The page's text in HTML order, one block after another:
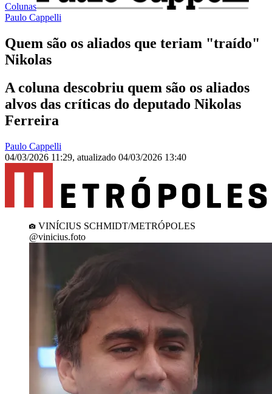
Colunas
Paulo Cappelli
Quem são os aliados que teriam "traído"
Nikolas
A coluna descobriu quem são os aliados
alvos das críticas do deputado Nikolas
Ferreira
Paulo Cappelli
04/03/2026 11:29, atualizado 04/03/2026 13:40
VINÍCIUS SCHMIDT/METRÓPOLES
@vinicius.foto